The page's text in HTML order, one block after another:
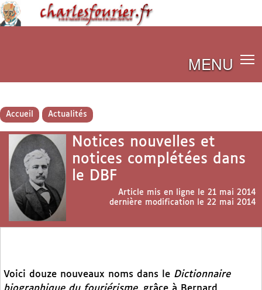
MENU
Accueil Actualités
Notices nouvelles et
notices complétées dans
le DBF
Article mis en ligne le 21 mai 2014
dernière modification le 22 mai 2014
Voici douze nouveaux noms dans le Dictionnaire